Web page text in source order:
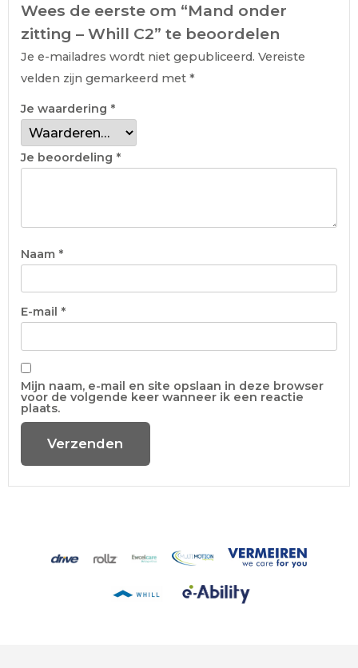
Wees de eerste om “Mand onder
zitting – Whill C2” te beoordelen
Je e-mailadres wordt niet gepubliceerd. Vereiste
velden zijn gemarkeerd met *
Je waardering *
Je beoordeling *
Naam *
E-mail *
Mijn naam, e-mail en site opslaan in deze browser
voor de volgende keer wanneer ik een reactie
plaats.